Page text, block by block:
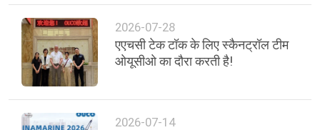
गोपनीयता
नीति
2026-07-28
एएचसी टेक टॉक के लिए स्कैनट्रॉल टीम
ओयूसीओ का दौरा करती है!
2026-07-14